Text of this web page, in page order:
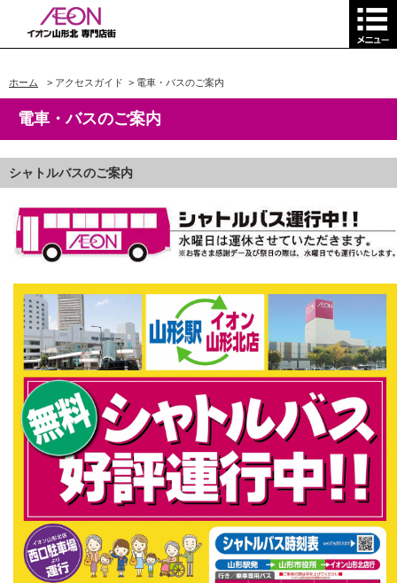
ホーム > アクセスガイド > 電車・バスのご案内
電車・バスのご案内
シャトルバスのご案内